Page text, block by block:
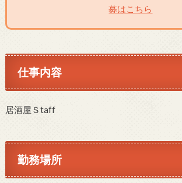
募はこちら
仕事内容
居酒屋Ｓtaff
勤務場所